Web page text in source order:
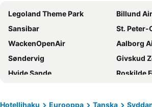
Hotel Hedemarken
Egtved
LOasen
Smidstrupvej 3 - The Lodge
Sdr.
Haraldskær Sinatur Hotel & Konference
Skovdal
Thyregod Kursuscenter
Legoland Theme Park
Billund
Sansibar
St.
WackenOpenAir
Aalborg
Søndervig
Givskud
Hvide Sande
Roskilde
Aarhus Vocal Festival
Blokhus
Hotellihaku Eurooppa Tanska